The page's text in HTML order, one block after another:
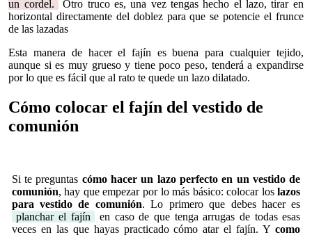
un cordel.
Otro truco es, una vez tengas hecho el lazo, tirar en
horizontal directamente del doblez para que se potencie el frunce
de las lazadas
Esta manera de hacer el fajín es buena para cualquier tejido,
aunque si es muy grueso y tiene poco peso, tenderá a expandirse
por lo que es fácil que al rato te quede un lazo dilatado.
Cómo colocar el fajín del vestido de
comunión
Si te preguntas cómo hacer un lazo perfecto en un vestido de
comunión, hay que empezar por lo más básico: colocar loslazos
para vestido de comunión. Lo primero que debes hacer es
planchar el fajín
en caso de que tenga arrugas de todas esas
veces en las que hayas practicado cómo atar el fajín. Ycomo